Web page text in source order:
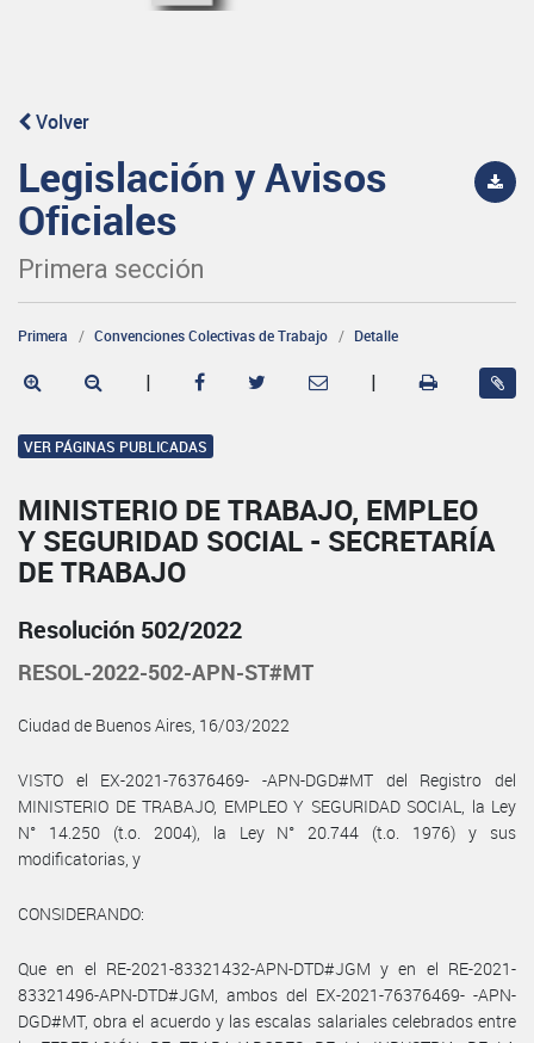
Volver
Legislación y Avisos
Oficiales
Primera sección
Primera Convenciones Colectivas de Trabajo Detalle
| |
VER PÁGINAS PUBLICADAS
MINISTERIO DE TRABAJO, EMPLEO
Y SEGURIDAD SOCIAL - SECRETARÍA
DE TRABAJO
Resolución 502/2022
RESOL-2022-502-APN-ST#MT
Ciudad de Buenos Aires, 16/03/2022
VISTO el EX-2021-76376469- -APN-DGD#MT del Registro del
MINISTERIO DE TRABAJO, EMPLEO Y SEGURIDAD SOCIAL, la Ley
N° 14.250 (t.o. 2004), la Ley N° 20.744 (t.o. 1976) y sus
modificatorias, y
CONSIDERANDO:
Que en el RE-2021-83321432-APN-DTD#JGM y en el RE-2021-
83321496-APN-DTD#JGM, ambos del EX-2021-76376469- -APN-
DGD#MT, obra el acuerdo y las escalas salariales celebrados entre